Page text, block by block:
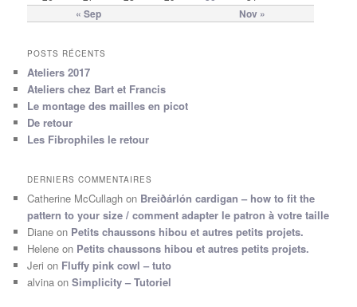
« Sep Nov »
POSTS RÉCENTS
Ateliers 2017
Ateliers chez Bart et Francis
Le montage des mailles en picot
De retour
Les Fibrophiles le retour
DERNIERS COMMENTAIRES
Catherine McCullagh on Breiðárlón cardigan – how to fit the
pattern to your size / comment adapter le patron à votre taille
Diane on Petits chaussons hibou et autres petits projets.
Helene on Petits chaussons hibou et autres petits projets.
Jeri on Fluffy pink cowl – tuto
alvina onSimplicity – Tutoriel